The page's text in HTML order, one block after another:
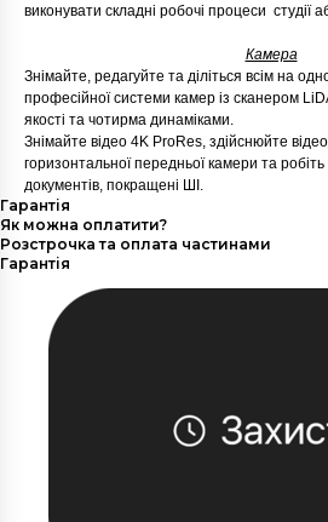
виконувати складні робочі процеси студії
Камера
Знімайте, редагуйте та діліться всім на
професійної системи камер із сканером
якості та чотирма динаміками.
Знімайте відео 4K ProRes, здійснюйте
горизонтальної передньої камери та
документів, покращені ШІ.
Гарантія
Як можна оплатити?
Розстрочка та оплата частинами
Гарантія